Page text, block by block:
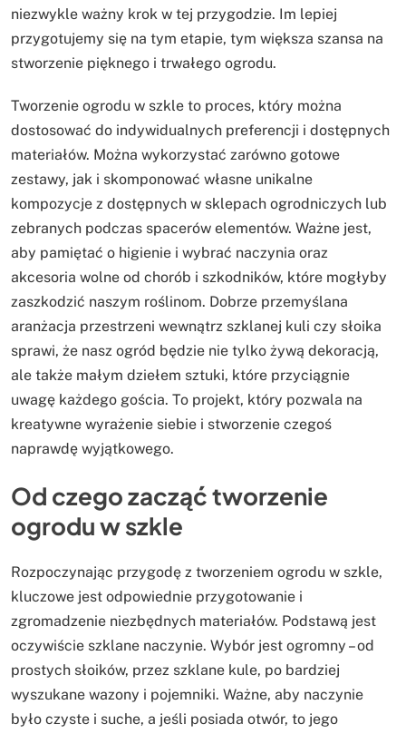
niezwykle ważny krok w tej przygodzie. Im lepiej
przygotujemy się na tym etapie, tym większa szansa na
stworzenie pięknego i trwałego ogrodu.
Tworzenie ogrodu w szkle to proces, który można
dostosować do indywidualnych preferencji i dostępnych
materiałów. Można wykorzystać zarówno gotowe
zestawy, jak i skomponować własne unikalne
kompozycje z dostępnych w sklepach ogrodniczych lub
zebranych podczas spacerów elementów. Ważne jest,
aby pamiętać o higienie i wybrać naczynia oraz
akcesoria wolne od chorób i szkodników, które mogłyby
zaszkodzić naszym roślinom. Dobrze przemyślana
aranżacja przestrzeni wewnątrz szklanej kuli czy słoika
sprawi, że nasz ogród będzie nie tylko żywą dekoracją,
ale także małym dziełem sztuki, które przyciągnie
uwagę każdego gościa. To projekt, który pozwala na
kreatywne wyrażenie siebie i stworzenie czegoś
naprawdę wyjątkowego.
Od czego zacząć tworzenie
ogrodu w szkle
Rozpoczynając przygodę z tworzeniem ogrodu w szkle,
kluczowe jest odpowiednie przygotowanie i
zgromadzenie niezbędnych materiałów. Podstawą jest
oczywiście szklane naczynie. Wybór jest ogromny – od
prostych słoików, przez szklane kule, po bardziej
wyszukane wazony i pojemniki. Ważne, aby naczynie
było czyste i suche, a jeśli posiada otwór, to jego